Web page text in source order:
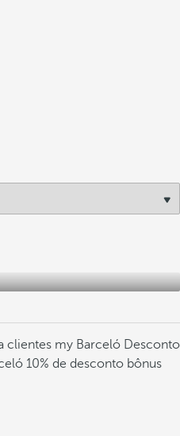
clientes my Barceló Desconto
10% de desconto bônus